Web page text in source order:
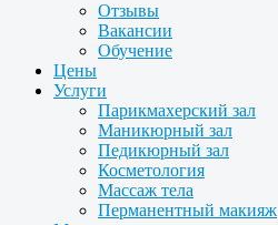
Отзывы
Вакансии
Обучение
Цены
Услуги
Парикмахерский зал
Маникюрный зал
Педикюрный зал
Косметология
Массаж тела
Перманентный макияж